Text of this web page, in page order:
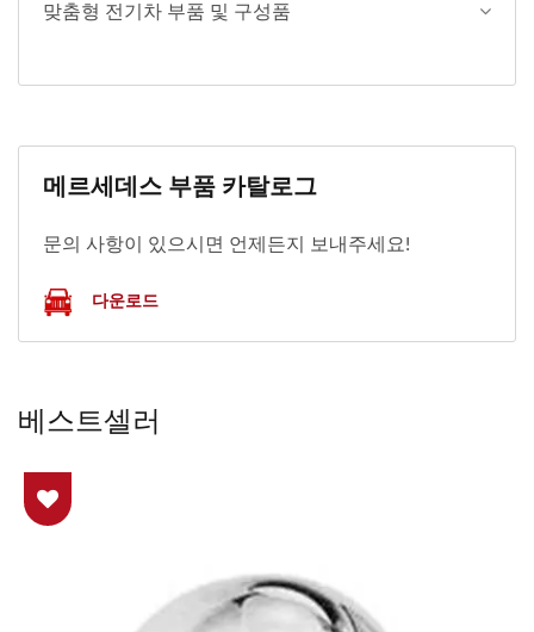
맞춤형 전기차 부품 및 구성품
메르세데스 부품 카탈로그
문의 사항이 있으시면 언제든지 보내주세요!
다운로드
베스트셀러